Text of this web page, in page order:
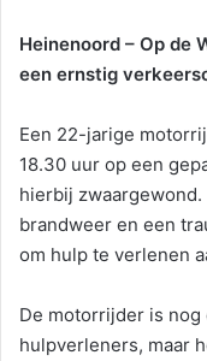
Heinenoord – Op de
een ernstig
Een 22-jarige
18.30 uur op een
hierbij
brandweer en een
om hulp te verlenen
De motorrijder is
hulpverleners, maar